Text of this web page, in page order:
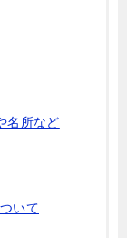
名所など
いて